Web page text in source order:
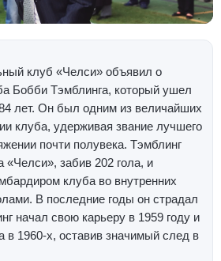
клуб «Челси» объявил о
Бобби Тэмблинга, который ушел
лет. Он был одним из величайших
клуба, удерживая звание лучшего
почти полувека. Тэмблинг
«Челси», забив 202 гола, и
клуба во внутренних
В последние годы он страдал
начал свою карьеру в 1959 году и
в 1960-х, оставив значимый след в